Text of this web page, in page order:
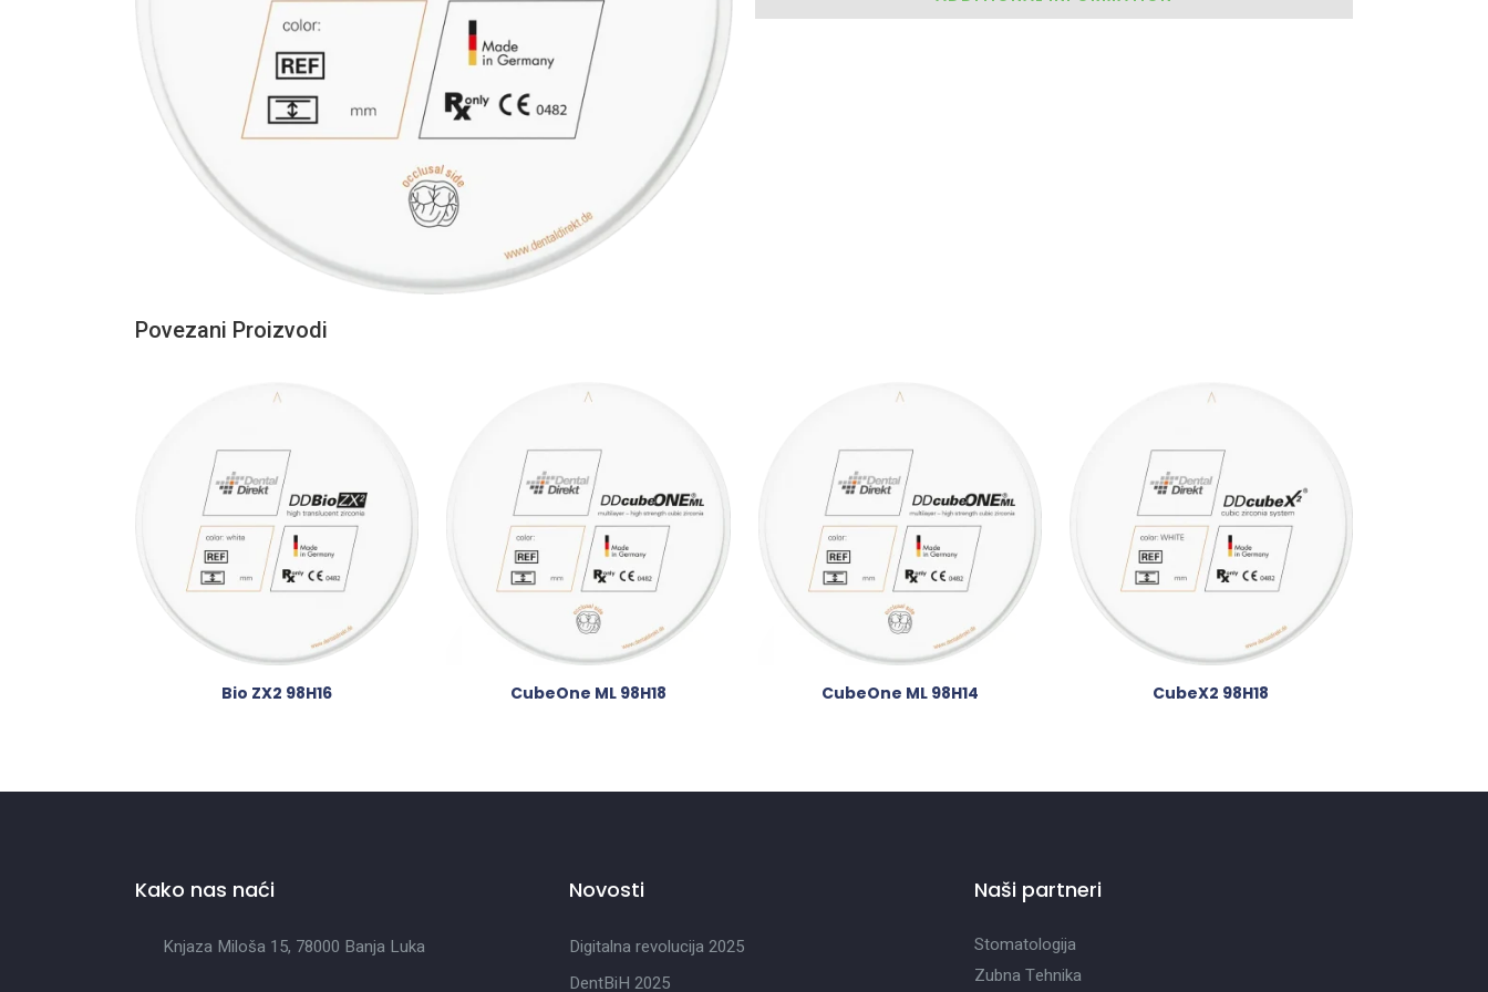
Povezani Proizvodi
Bio ZX2 98H16 CubeOne ML 98H18 CubeOne ML 98H14 CubeX2 98H18
Kako nas naći
Knjaza Miloša 15, 78000 Banja Luka
Novosti
Digitalna revolucija 2025
DentBiH 2025
Naši partneri
Stomatologija
Zubna Tehnika